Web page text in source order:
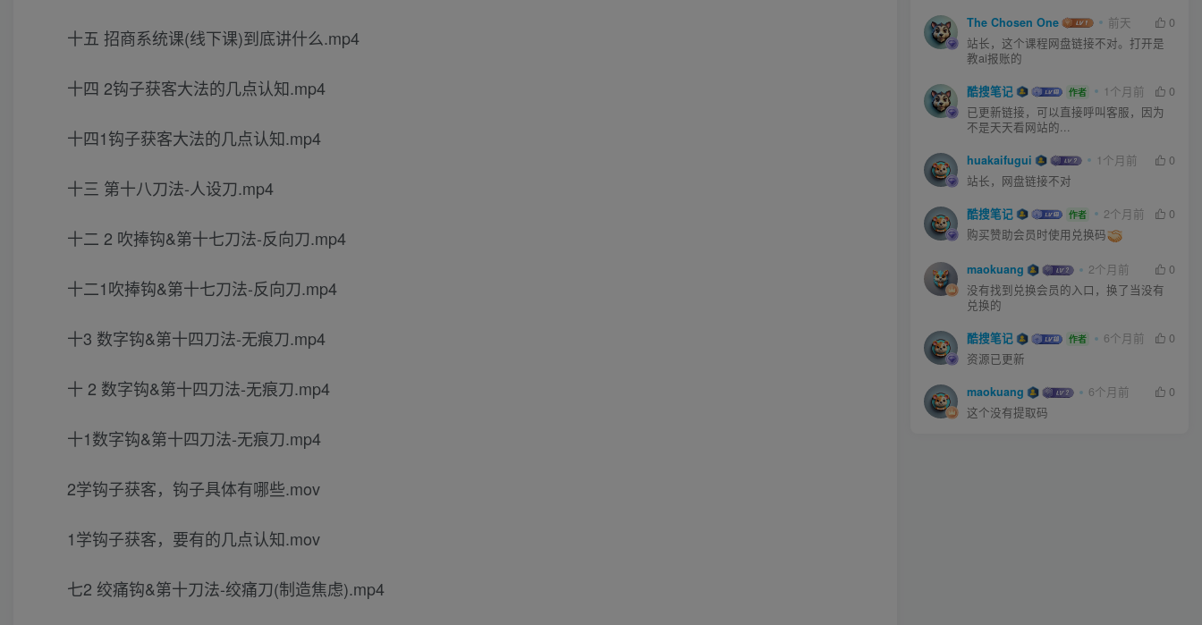
十五 招商系统课(线下课)到底讲什么.mp4
十四 2钩子获客大法的几点认知.mp4
十四1钩子获客大法的几点认知.mp4
十三 第十八刀法-人设刀.mp4
十二 2 吹捧钩&第十七刀法-反向刀.mp4
十二1吹捧钩&第十七刀法-反向刀.mp4
十3 数字钩&第十四刀法-无痕刀.mp4
十 2 数字钩&第十四刀法-无痕刀.mp4
十1数字钩&第十四刀法-无痕刀.mp4
2学钩子获客，钩子具体有哪些.mov
1学钩子获客，要有的几点认知.mov
七2 绞痛钩&第十刀法-绞痛刀(制造焦虑).mp4
The Chosen One 前天
0
站长，这个课程网盘链接不对。打开是
教ai报账的
酷搜笔记 作者 1个月前
0
已更新链接，可以直接呼叫客服，因为
不是天天看网站的...
huakaifugui 1个月前
0
站长，网盘链接不对
酷搜笔记 作者 2个月前
0
购买赞助会员时使用兑换码
maokuang 2个月前
0
没有找到兑换会员的入口，换了当没有
兑换的
酷搜笔记 作者 6个月前
0
资源已更新
maokuang 6个月前
0
这个没有提取码